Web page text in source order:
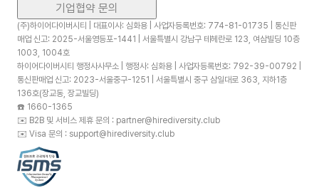
기업협약 문의
(주)하이어다이버시티 | 대표이사: 심화용 | 사업자등록번호: 774-81-01735 | 통신판
매업 신고: 2025-서울영등포-1441 | 서울특별시 강남구 테헤란로 123, 여삼빌딩 10층
1003, 1004호
하이어다이버시티 행정사사무소 | 행정사: 심화용 | 사업자등록번호: 792-39-00792 |
통신판매업 신고: 2023-서울중구-1251 | 서울특별시 중구 삼일대로 363, 지하1층
136호(장교동, 장교빌딩)
☎️ 1660-1365
✉️ B2B 및 서비스 제휴 문의 : partner@hirediversity.club
✉️ Visa 문의 : support@hirediversity.club